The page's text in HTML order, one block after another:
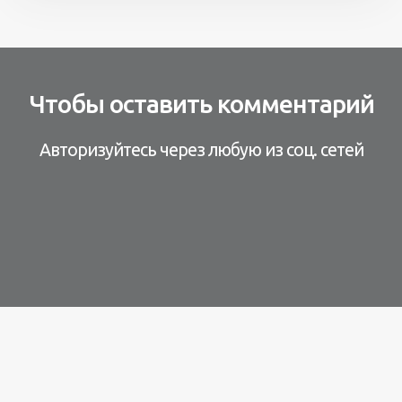
Чтобы оставить комментарий
Авторизуйтесь через любую из соц. сетей